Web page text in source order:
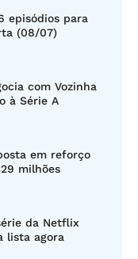
episódios para
(08/07)
com Vozinha
à Série A
em reforço
milhões
da Netflix
lista agora